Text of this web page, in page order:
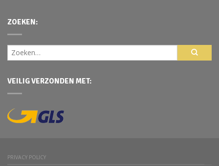
ZOEKEN:
VEILIG VERZONDEN MET:
PRIVACY POLICY